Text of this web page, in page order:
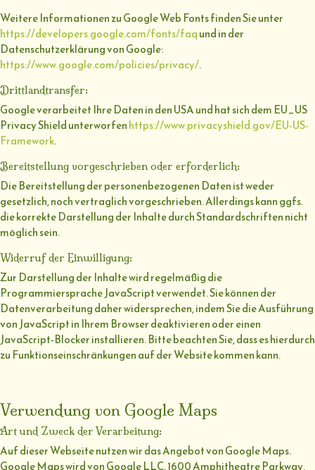
Weitere Informationen zu Google Web Fonts finden Sie unter
https://developers.google.com/fonts/faqund in der
Datenschutzerklärung von Google:
https://www.google.com/policies/privacy/.
Drittlandtransfer:
Google verarbeitet Ihre Daten in den USA und hat sich dem EU_US
Privacy Shield unterworfenhttps://www.privacyshield.gov/EU-US-
Framework.
Bereitstellung vorgeschrieben oder erforderlich:
Die Bereitstellung der personenbezogenen Daten ist weder
gesetzlich, noch vertraglich vorgeschrieben. Allerdings kann ggfs.
die korrekte Darstellung der Inhalte durch Standardschriften nicht
möglich sein.
Widerruf der Einwilligung:
Zur Darstellung der Inhalte wird regelmäßig die
Programmiersprache JavaScript verwendet. Sie können der
Datenverarbeitung daher widersprechen, indem Sie die Ausführung
von JavaScript in Ihrem Browser deaktivieren oder einen
JavaScript-Blocker installieren. Bitte beachten Sie, dass es hierdurch
zu Funktionseinschränkungen auf der Website kommen kann.
Verwendung von Google Maps
Art und Zweck der Verarbeitung:
Auf dieser Webseite nutzen wir das Angebot von Google Maps.
Google Maps wird von Google LLC, 1600 Amphitheatre Parkway,